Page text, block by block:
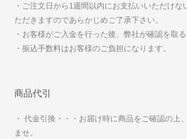
・ご注文日から1週間以内にお支払いいただけ
ただきますのであらかじめご了承下さい。
・お客様がご入金を行った後、弊社が確認を取
・振込手数料はお客様のご負担になります。
商品代引
・ 代金引換・・・お届け時に商品をご確認の上
ませ。